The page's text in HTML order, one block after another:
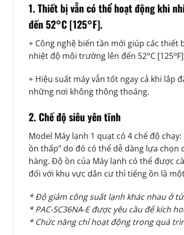
1. Thiết bị vẫn có thể hoạt động khi
đến 52°C [125°F].
+ Công nghệ biến tần mới giúp các thiết
nhiệt độ môi trường lên đến 52°C [125o
+ Hiệu suất máy vẫn tốt ngay cả khi lắp
những nơi không thông thoáng.
2. Chế độ siêu yên tĩnh
Model Máy lạnh 1 quạt có 4 chế độ
ồn thấp” do đó có thể dễ dàng lựa chọn
hàng. Độ ồn của Máy lạnh có thể được
đối với khu vực dân cư thì tiếng ồn là
* Độ giảm công suất lạnh khác nhau ở
* PAC-SC36NA-E được yêu cầu để kích
* Chức năng chỉ hoạt động trong quá